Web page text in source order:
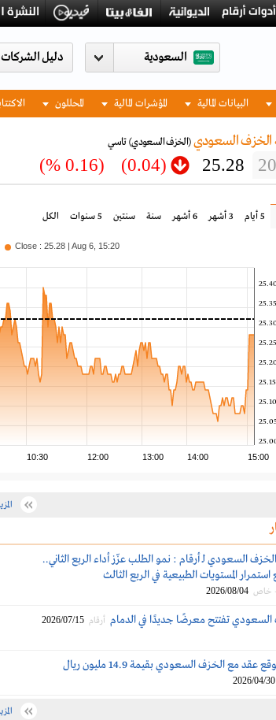
السعودية
البيانات المالية المؤشرات المالية المحللون
السعودي (الخزف السعودي)تاسي
25.28
(0.04)
(0.16 %)
5 أيام 3 أشهر 6 أشهر سنة سنتين 5 سنوات الكل
10:30 12:00 13:00 14:00 15:00
25.10
25.15
25.20
25.25
25.30
25.35
25.40
Close : 25.28 | Aug 6, 15:20
السعودي لـ أرقام : نمو الطلب عزّز أداء الربع الثاني..
استمرار المستويات الطبيعية في الربع الثالث
- خاص 2026/08/04
تفتتح معرضًا جديدًا في الدمام أرقام 2026/07/15
عقد مع الخزف السعودي بقيمة 14.9 مليون ريال
2026/04/30